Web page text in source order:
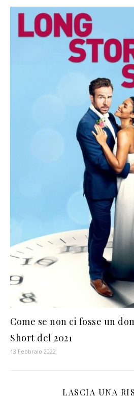
Come se non ci fosse un
Short del 2021
13 Febbraio 2022
LASCIA UNA